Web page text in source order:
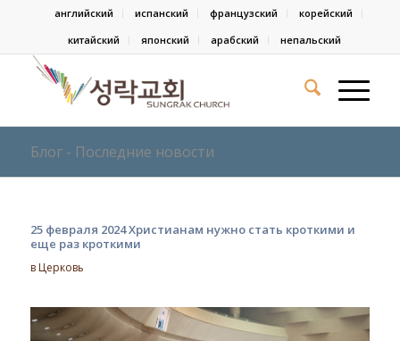
английский испанский французский
корейский
китайский
японский арабский непальский
Блог - Последние новости
25 февраля 2024 Христианам нужно стать кроткими и
еще раз кроткими
в Церковь